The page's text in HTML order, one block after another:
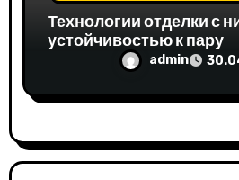
Технологии отделки с
устойчивостью к пару
admin